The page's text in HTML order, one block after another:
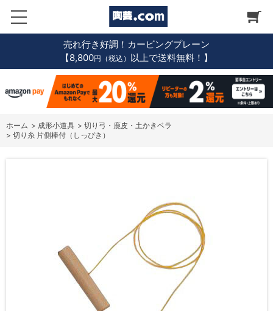
売れ行き好調！カービングプレーン
【8,800円（税込） 以上で送料無料！】
ホーム > 成形小道具 > 切り弓・鹿皮・土かきベラ
> 切り糸 片側棒付（しっぴき）